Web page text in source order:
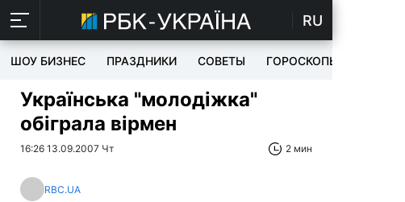
RU
ШОУ БИЗНЕС ПРАЗДНИКИ СОВЕТЫ ГОРОСКОПЫ
Українська "молодіжка"
обіграла вірмен
16:26 13.09.2007 Чт 2 мин
RBC.UA